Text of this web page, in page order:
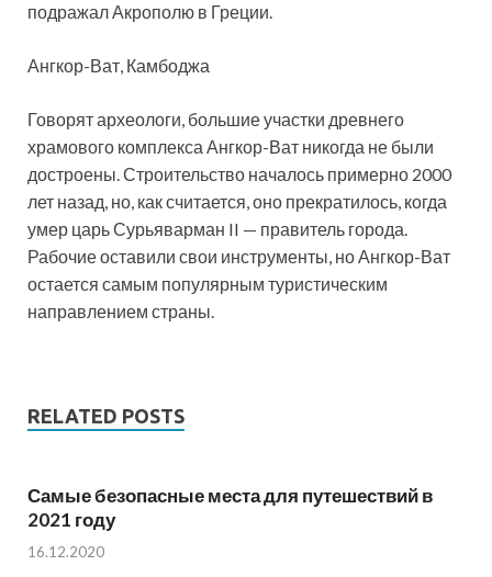
подражал Акрополю в Греции.
Ангкор-Ват, Камбоджа
Говорят археологи, большие участки древнего
храмового комплекса Ангкор-Ват никогда не были
достроены. Строительство началось примерно 2000
лет назад, но, как считается, оно прекратилось, когда
умер царь Сурьяварман II — правитель города.
Рабочие оставили свои инструменты, но Ангкор-Ват
остается самым популярным туристическим
направлением страны.
RELATED POSTS
Самые безопасные места для путешествий в
2021 году
16.12.2020